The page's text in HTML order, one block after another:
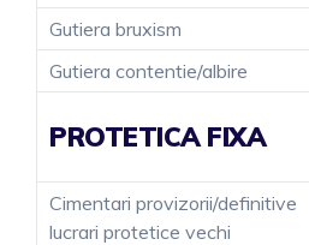
Gutiera bruxism
Gutiera contentie/albire
PROTETICA FIXA
Cimentari provizorii/definitive
lucrari protetice vechi